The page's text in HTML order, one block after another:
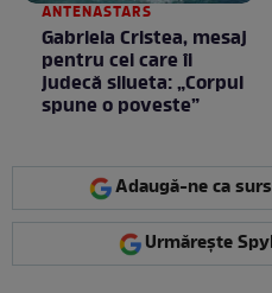
ANTENASTARS
Gabriela Cristea, mesaj
pentru cei care îi
judecă silueta: „Corpul
spune o poveste”
Adaugă-ne ca
Urmărește